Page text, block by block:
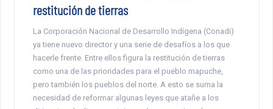
restitución de tierras
La Corporación Nacional de Desarrollo Indígena (Conadi)
ya tiene nuevo director y una serie de desafíos a los que
hacerle frente. Entre ellos figura la restitución de tierras
como una de las prioridades para el pueblo mapuche,
pero también los pueblos del norte. A esto se suma la
necesidad de reformar algunas leyes que atañe a los